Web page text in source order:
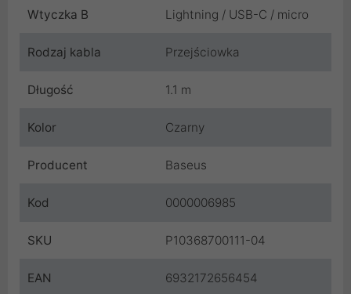
Wtyczka B Lightning / USB-C / micro
Rodzaj kabla Przejściowka
Długość 1.1 m
Kolor Czarny
Producent Baseus
Kod 0000006985
SKU P10368700111-04
EAN 6932172656454